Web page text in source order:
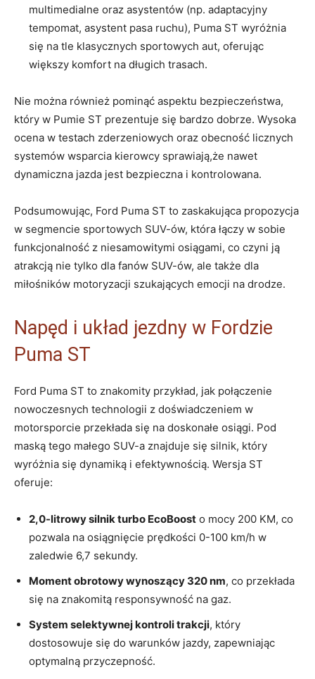
multimedialne oraz asystentów (np. adaptacyjny
tempomat, asystent pasa ruchu), Puma ST wyróżnia
się na tle klasycznych sportowych aut, oferując
większy komfort na długich trasach.
Nie można również pominąć aspektu bezpieczeństwa,
który w Pumie ST prezentuje się bardzo dobrze. Wysoka
ocena w testach zderzeniowych oraz obecność licznych
systemów wsparcia kierowcy sprawiają,że nawet
dynamiczna jazda jest bezpieczna i kontrolowana.
Podsumowując, Ford Puma ST to zaskakująca propozycja
w segmencie sportowych SUV-ów, która łączy w sobie
funkcjonalność z niesamowitymi osiągami, co czyni ją
atrakcją nie tylko dla fanów SUV-ów, ale także dla
miłośników motoryzacji szukających emocji na drodze.
Napęd i układ jezdny w Fordzie
Puma ST
Ford Puma ST to znakomity przykład, jak połączenie
nowoczesnych technologii z doświadczeniem w
motorsporcie przekłada się na doskonałe osiągi. Pod
maską tego małego SUV-a znajduje się silnik, który
wyróżnia się dynamiką i efektywnością. Wersja ST
oferuje:
2,0-litrowy silnik turbo EcoBoost o mocy 200 KM, co
pozwala na osiągnięcie prędkości 0-100 km/h w
zaledwie 6,7 sekundy.
Moment obrotowy wynoszący 320 nm, co przekłada
się na znakomitą responsywność na gaz.
System selektywnej kontroli trakcji, który
dostosowuje się do warunków jazdy, zapewniając
optymalną przyczepność.